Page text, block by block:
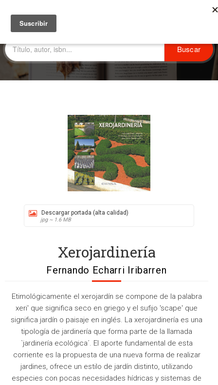
Descargar portada (alta calidad)
jpg ~ 1.6 MB
Xerojardinería
Fernando Echarri Iribarren
Etimológicamente el xerojardín se compone de la palabra
xeri' que significa seco en griego y el sufijo 'scape' que
significa jardín o paisaje en inglés. La xerojardinería es una
tipología de jardinería que forma parte de la llamada
`jardinería ecológica´. El aporte fundamental de esta
corriente es la propuesta de una nueva forma de realizar
jardines, ofrece un estilo de jardín distinto, utilizando
especies con pocas necesidades hídricas y sistemas de